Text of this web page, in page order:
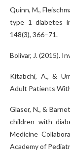
Quinn, M.,
type 1 diabetes
148(3), 366–71.
Bolívar, J. (2015).
Kitabchi, A., &
Adult Patients
Glaser, N., &
children with
Medicine
Academy of